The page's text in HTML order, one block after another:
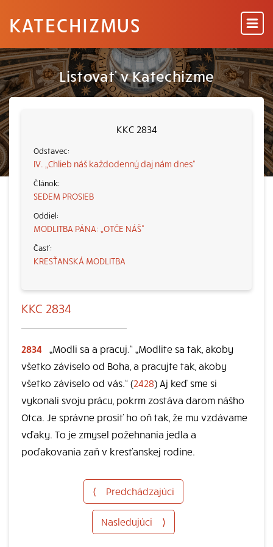
KATECHIZMUS
Listovať v Katechizme
KKC 2834
IV. „Chlieb náš každodenný daj nám dnes“
SEDEM PROSIEB
MODLITBA PÁNA: „OTČE NÁŠ“
KRESŤANSKÁ MODLITBA
KKC 2834
2834
„Modli sa a pracuj.“ „Modlite sa tak, akoby
všetko záviselo od Boha, a pracujte tak, akoby
všetko záviselo od vás.“ (2428) Aj keď sme si
vykonali svoju prácu, pokrm zostáva darom nášho
Otca. Je správne prosiť ho oň tak, že mu vzdávame
vďaky. To je zmysel požehnania jedla a
poďakovania zaň v kresťanskej rodine.
⟨ Predchádzajúci
Nasledujúci ⟩